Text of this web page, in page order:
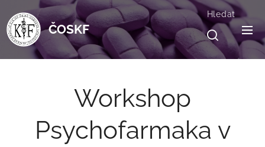
ČOSKF
Hledat
Workshop
Psychofarmaka v